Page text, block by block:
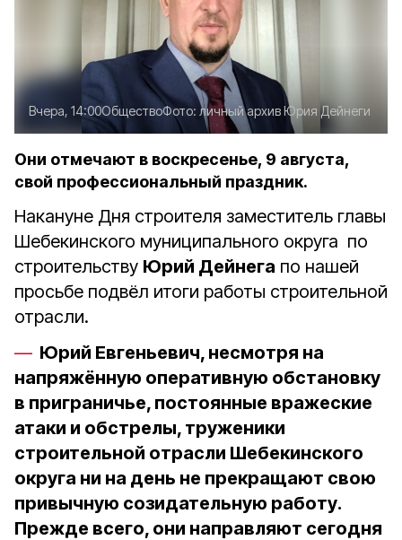
Вчера, 14:00ОбществоФото: личный архив Юрия Дейнеги
Они отмечают в воскресенье, 9 августа,
свой профессиональный праздник.
Накануне Дня строителя заместитель главы
Шебекинского муниципального округа по
строительству Юрий Дейнега по нашей
просьбе подвёл итоги работы строительной
отрасли.
Юрий Евгеньевич, несмотря на
напряжённую оперативную обстановку
в приграничье, постоянные вражеские
атаки и обстрелы, труженики
строительной отрасли Шебекинского
округа ни на день не прекращают свою
привычную созидательную работу.
Прежде всего, они направляют сегодня